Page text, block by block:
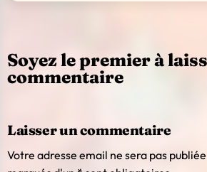
Soyez le premier à
commentaire
Laisser un commentaire
Votre adresse email ne sera pas